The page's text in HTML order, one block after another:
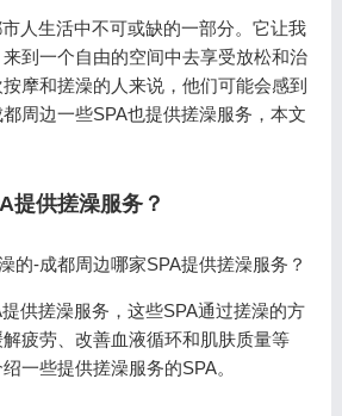
人生活中不可或缺的一部分。它让我
到一个自由的空间中去享受放松和治
摩和搓澡的人来说，他们可能会感到
周边一些SPA也提供搓澡服务，本文
提供搓澡服务？
供搓澡服务，这些SPA通过搓澡的方
疲劳、改善血液循环和肌肤质量等
一些提供搓澡服务的SPA。